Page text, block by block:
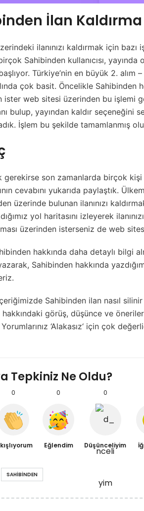
İlan Kaldırma
ilanınızı kaldırmak için
Sahibinden kullanıcısı, yayında
Türkiye’nin en büyük 2. alım
çok basit. Öncelikle Sahibinden
ister web sitesi üzerinden bu işlemi
bulup, yayından kaldır seçeneğini
İşlem bu şekilde tamamlanmış
gerekirse son zamanlarda birçok kişi
cevabını yukarıda paylaştık.
üzerinde bulunan ilanınızı
yol haritasını izleyerek
üzerinden isterseniz de web
hakkında daha detaylı bilgi
Sahibinden hakkında
Sahibinden ilan nasıl
görüş, düşünce ve
‘Alakasız‘ için çok
Tepkiniz Ne Oldu?
0 0
Eğlendim
0
Düşünceliyim
SAHIBINDEN